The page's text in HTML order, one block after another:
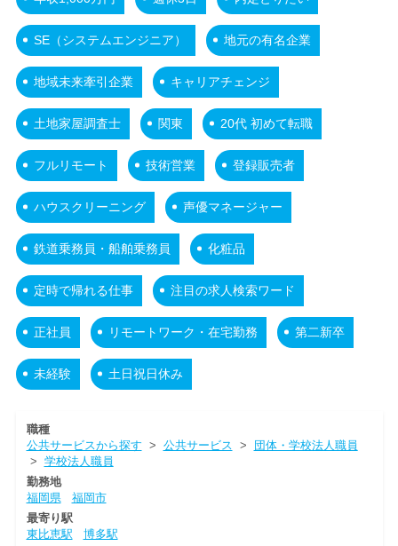
SE（システムエンジニア） 地元の有名企業
地域未来牽引企業 キャリアチェンジ
土地家屋調査士 関東 20代 初めて転職
フルリモート 技術営業 登録販売者
ハウスクリーニング 声優マネージャー
鉄道乗務員・船舶乗務員 化粧品
定時で帰れる仕事 注目の求人検索ワード
正社員 リモートワーク・在宅勤務 第二新卒
未経験 土日祝日休み
職種
公共サービスから探す > 公共サービス > 団体・学校法人職員
> 学校法人職員
勤務地
福岡県
福岡市
最寄り駅
東比恵駅
博多駅